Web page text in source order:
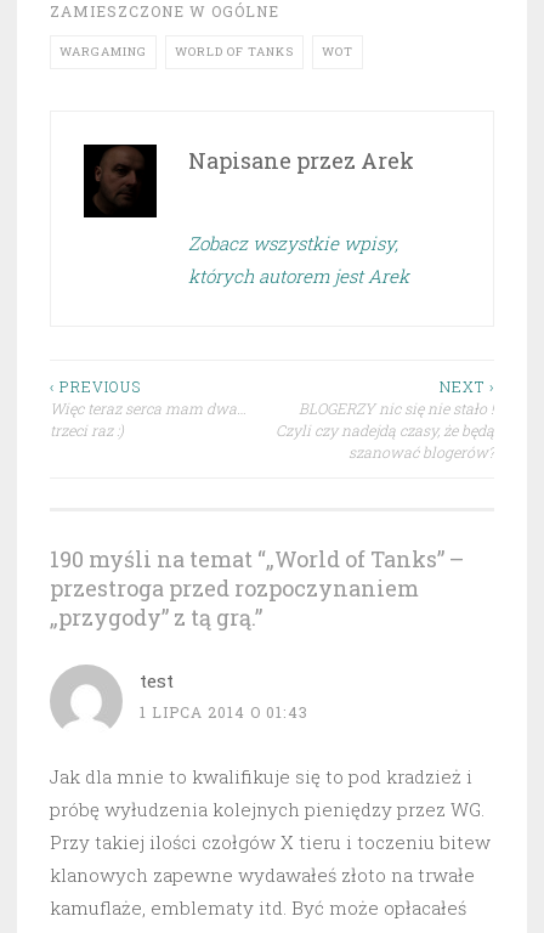
ZAMIESZCZONE W OGÓLNE
WARGAMING WORLD OF TANKS WOT
Napisane przez Arek
Zobacz wszystkie wpisy,
których autorem jest Arek
Nawigacja
wpisu
‹ PREVIOUS
Więc teraz serca mam dwa…
trzeci raz :)
NEXT ›
BLOGERZY nic się nie stało !
Czyli czy nadejdą czasy, że będą
szanować blogerów?
190 myśli na temat “„World of Tanks” –
przestroga przed rozpoczynaniem
„przygody” z tą grą.”
test
1 LIPCA 2014 O 01:43
Jak dla mnie to kwalifikuje się to pod kradzież i
próbę wyłudzenia kolejnych pieniędzy przez WG.
Przy takiej ilości czołgów X tieru i toczeniu bitew
klanowych zapewne wydawałeś złoto na trwałe
kamuflaże, emblematy itd. Być może opłacałeś